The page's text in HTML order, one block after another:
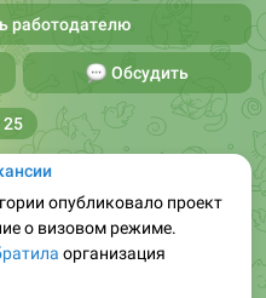
работодателю
Обсудить
опубликовало проект
о визовом режиме.
организация
25